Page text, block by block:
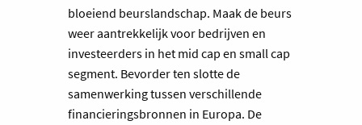
bloeiend beurslandschap. Maak de beurs
weer aantrekkelijk voor bedrijven en
investeerders in het mid cap en small cap
segment. Bevorder ten slotte de
samenwerking tussen verschillende
financieringsbronnen in Europa. De